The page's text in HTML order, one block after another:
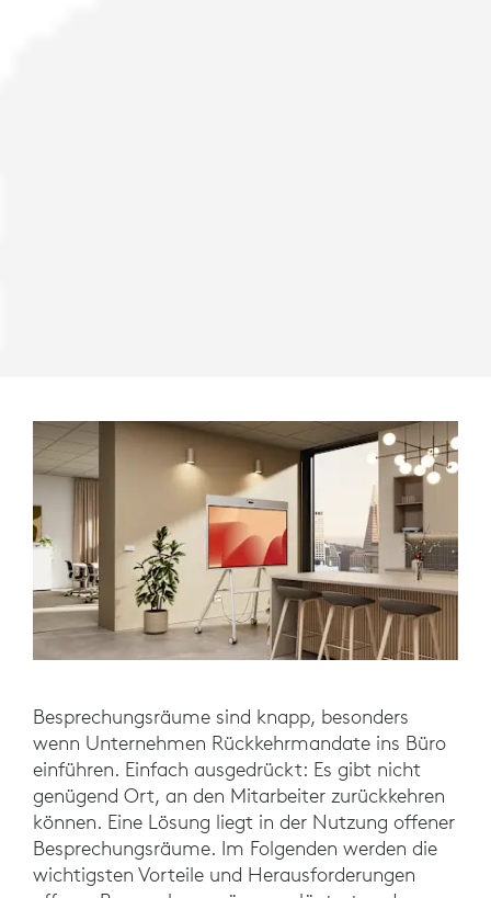
Besprechungsräume sind knapp, besonders
wenn Unternehmen Rückkehrmandate ins Büro
einführen. Einfach ausgedrückt: Es gibt nicht
genügend Ort, an den Mitarbeiter zurückkehren
können. Eine Lösung liegt in der Nutzung offener
Besprechungsräume. Im Folgenden werden die
wichtigsten Vorteile und Herausforderungen